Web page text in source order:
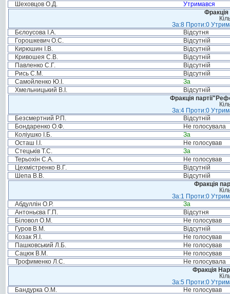
Шеховцов О.Д.
Утримався
Фракція
За:8 Проти:0
Бєлоусова І.А.
Відсутня
Горошкевич О.С.
Відсутній
Кирюшин І.В.
Відсутній
Кривошея С.В.
Відсутній
Павленко С.Г.
Відсутній
Рись С.М.
Відсутній
Самойленко Ю.І.
За
Хмельницький В.І.
Відсутній
Фракція
За:4 Проти:0
Безсмертний Р.П.
Відсутній
Бондаренко О.Ф.
Не голосувала
Коліушко І.Б.
За
Осташ І.І.
Не голосував
Стецьків Т.С.
За
Терьохін С.А.
Не голосував
Цехмістренко В.Г.
Відсутній
Шепа В.В.
Відсутній
Фракція
За:1 Проти:0
Абдуллін О.Р.
За
Антоньєва Г.П.
Відсутня
Біловол О.М.
Не голосував
Гуров В.М.
Відсутній
Козак Я.І.
Не голосував
Пашковський Л.Б.
Не голосував
Сацюк В.М.
Не голосував
Трофименко Л.С.
Не голосувала
Фракція
За:5 Проти:0
Бандурка О.М.
Не голосував